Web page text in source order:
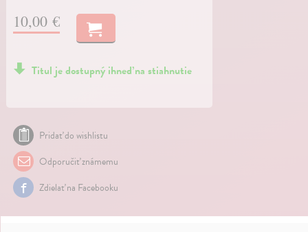
10,00 €
Titul je dostupný ihneď na stiahnutie
Pridať do wishlistu
Odporučiť známemu
Zdielať na Facebooku